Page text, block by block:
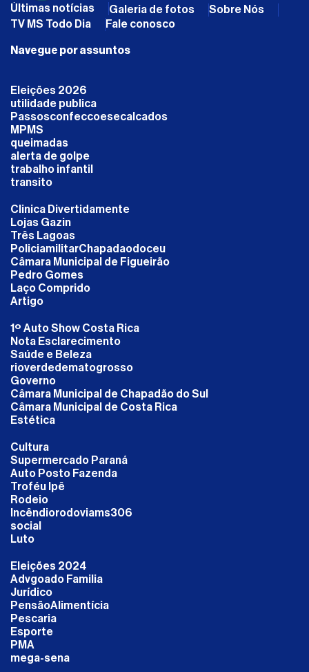
Últimas notícias Galeria de fotos
Sobre Nós
TV MS Todo Dia
Fale conosco
Navegue por assuntos
Eleições 2026
utilidade publica
Passosconfeccoesecalcados
MPMS
queimadas
alerta de golpe
trabalho infantil
transito
Clinica Divertidamente
Lojas Gazin
Três Lagoas
PoliciamilitarChapadaodoceu
Câmara Municipal de Figueirão
Pedro Gomes
Laço Comprido
Artigo
1º Auto Show Costa Rica
Nota Esclarecimento
Saúde e Beleza
rioverdedematogrosso
Governo
Câmara Municipal de Chapadão do Sul
Câmara Municipal de Costa Rica
Estética
Cultura
Supermercado Paraná
Auto Posto Fazenda
Troféu Ipê
Rodeio
Incêndiorodoviams306
social
Luto
Eleições 2024
Advgoado Familia
Jurídico
PensãoAlimentícia
Pescaria
Esporte
PMA
mega-sena